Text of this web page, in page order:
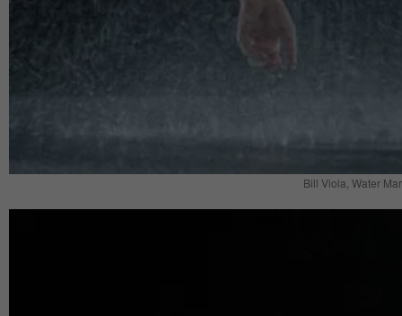
Bill Viola, Water